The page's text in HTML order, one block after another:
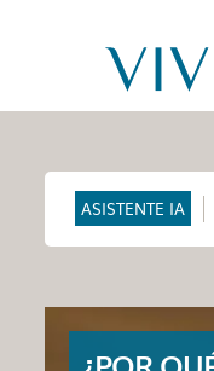
ASISTENTE IA